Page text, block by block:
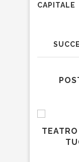
CAPITALE